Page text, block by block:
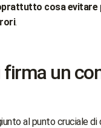
cosa evitare
.
firma un
al punto cruciale